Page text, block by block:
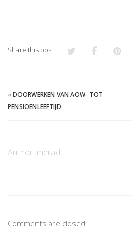
Share this post:
«DOORWERKEN VAN AOW- TOT
PENSIOENLEEFTIJD
Author: merad
Comments are closed.